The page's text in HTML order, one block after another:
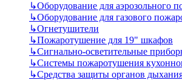
↳Оборудование для аэрозольного
↳Оборудование для газового
↳Огнетушители
↳Пожаротушение для 19" шкафов
↳Сигнально-осветительные
↳Системы пожаротушения
↳Средства защиты органов